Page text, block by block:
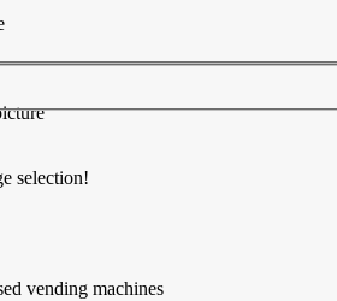
selection!
vending machines